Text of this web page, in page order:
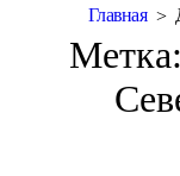
Главная
Метка: